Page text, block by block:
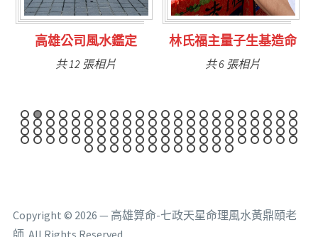
林氏福主量子生基造命
共 6 張相片
台南永康風水鑑定
共 9 張相片
Copyright © 2026 — 高雄算命-七政天星命理風水黃鼎頤老